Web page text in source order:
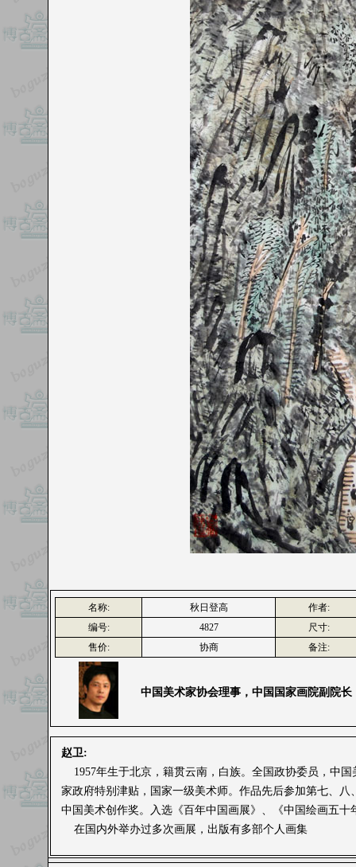
名称: 秋日登高
作者:
编号:
4827
尺寸:
售价:
协商 备注:
中国美术家协会理事，中国国家画院副院长
赵卫:
1957年生于北京，籍贯云南，白族。全国政协委员，中
家政府特别津贴，国家一级美术师。作品先后参加第七、
中国美术创作奖。入选《百年中国画展》、《中国绘画五十
在国内外举办过多次画展，出版有多部个人画集